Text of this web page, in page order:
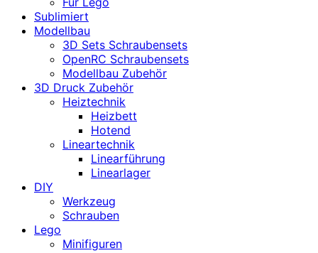
Sublimiert
Modellbau
3D Sets Schraubensets
OpenRC Schraubensets
Modellbau Zubehör
3D Druck Zubehör
Heiztechnik
Heizbett
Hotend
Lineartechnik
Linearführung
Linearlager
DIY
Werkzeug
Schrauben
Lego
Minifiguren